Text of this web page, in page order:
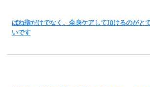
ばね指だけでなく、全身ケアして頂けるのがと
いです